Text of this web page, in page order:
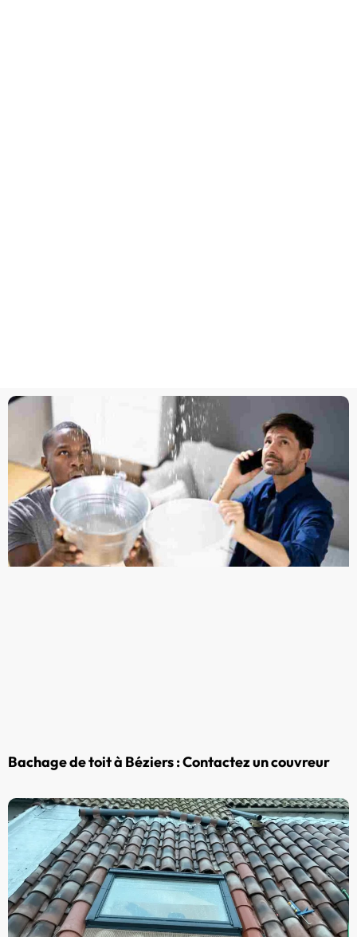
Bachage de toit à Béziers : Contactez un couvreur